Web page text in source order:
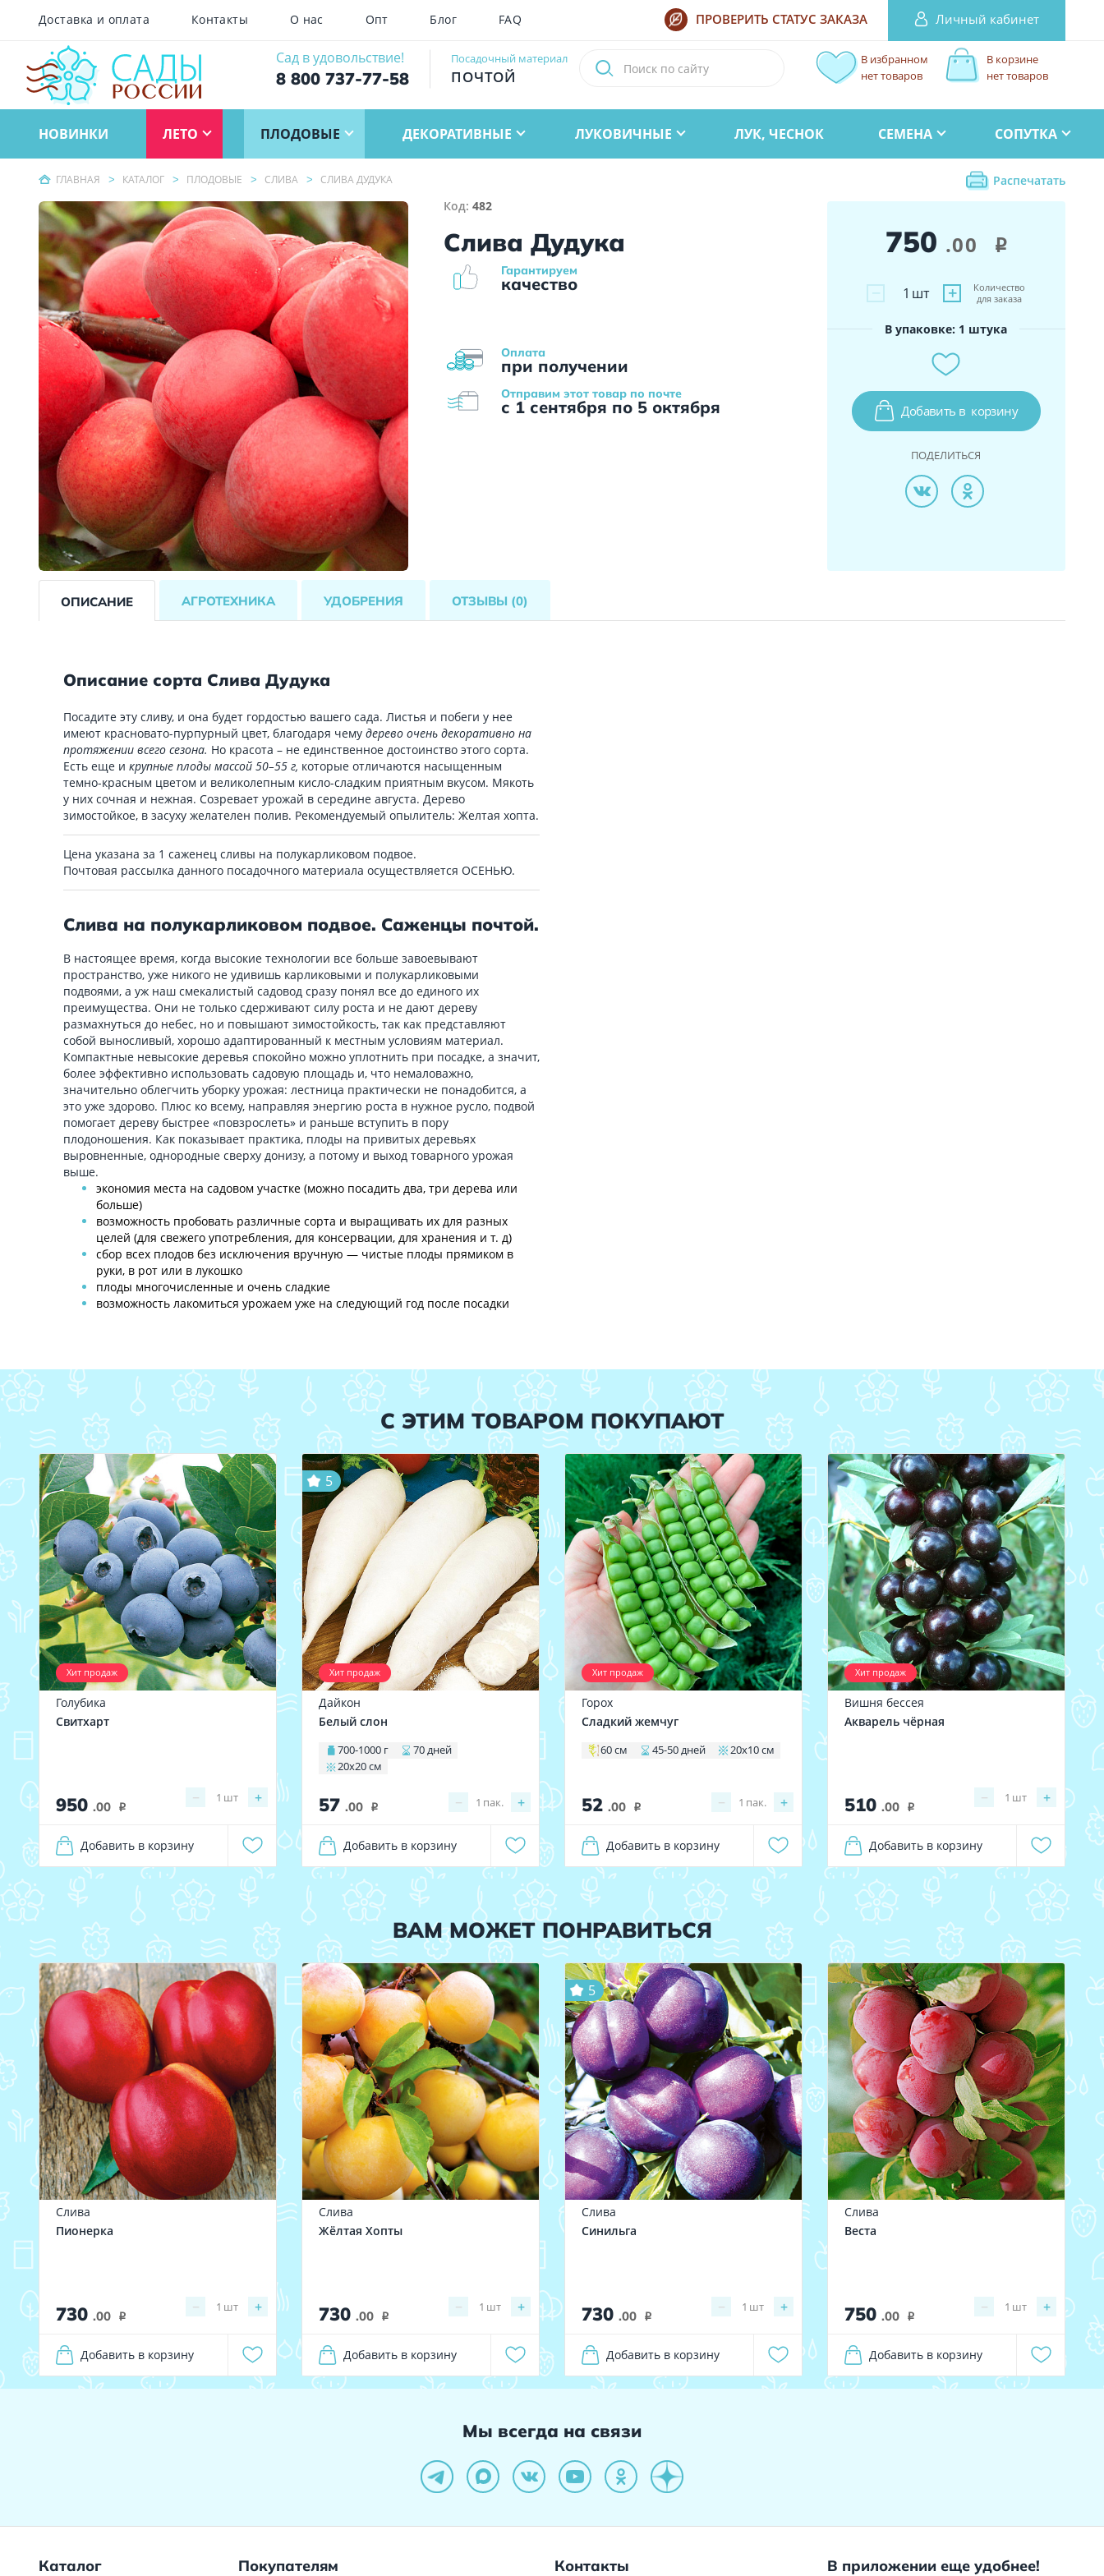
Доставка и оплата Контакты О нас Опт Блог FAQ ПРОВЕРИТЬ СТАТУС ЗАКАЗА Личный кабинет
Сад в удовольствие!
8 800 737-77-58
Посадочный материал
ПОЧТОЙ
В корзине
нет товаров
В избранном
нет товаров
НОВИНКИ ЛЕТО ПЛОДОВЫЕ ДЕКОРАТИВНЫЕ ЛУКОВИЧНЫЕ ЛУК, ЧЕСНОК СЕМЕНА СОПУТКА
ГЛАВНАЯ КАТАЛОГ ПЛОДОВЫЕ СЛИВА СЛИВА ДУДУКА
Распечатать
Код:482
Слива Дудука
Оплата
при получении
Гарантируем
качество
Отправим этот товар по почте
с 1 сентября по 5 октября
750 .00 i
− +
1 шт
Количество
для заказа
В упаковке: 1 штука
Добавить в корзину
ПОДЕЛИТЬСЯ
ОПИСАНИЕ АГРОТЕХНИКА УДОБРЕНИЯ ОТЗЫВЫ (0)
Описание сорта Слива Дудука
Посадите эту сливу, и она будет гордостью вашего сада. Листья и побеги у нее
имеют красновато-пурпурный цвет, благодаря чему дерево очень декоративно на
протяжении всего сезона. Но красота – не единственное достоинство этого сорта.
Есть еще и крупные плоды массой 50–55 г, которые отличаются насыщенным
темно-красным цветом и великолепным кисло-сладким приятным вкусом. Мякоть
у них сочная и нежная. Созревает урожай в середине августа. Дерево
зимостойкое, в засуху желателен полив. Рекомендуемый опылитель: Желтая хопта.
Цена указана за 1 саженец сливы на полукарликовом подвое.
Почтовая рассылка данного посадочного материала осуществляется ОСЕНЬЮ.
Слива на полукарликовом подвое. Саженцы почтой.
В настоящее время, когда высокие технологии все больше завоевывают
пространство, уже никого не удивишь карликовыми и полукарликовыми
подвоями, а уж наш смекалистый садовод сразу понял все до единого их
преимущества. Они не только сдерживают силу роста и не дают дереву
размахнуться до небес, но и повышают зимостойкость, так как представляют
собой выносливый, хорошо адаптированный к местным условиям материал.
Компактные невысокие деревья спокойно можно уплотнить при посадке, а значит,
более эффективно использовать садовую площадь и, что немаловажно,
значительно облегчить уборку урожая: лестница практически не понадобится, а
это уже здорово. Плюс ко всему, направляя энергию роста в нужное русло, подвой
помогает дереву быстрее «повзрослеть» и раньше вступить в пору
плодоношения. Как показывает практика, плоды на привитых деревьях
выровненные, однородные сверху донизу, а потому и выход товарного урожая
выше.
экономия места на садовом участке (можно посадить два, три дерева или
больше)
возможность пробовать различные сорта и выращивать их для разных
целей (для свежего употребления, для консервации, для хранения и т. д)
сбор всех плодов без исключения вручную — чистые плоды прямиком в
руки, в рот или в лукошко
плоды многочисленные и очень сладкие
возможность лакомиться урожаем уже на следующий год после посадки
С ЭТИМ ТОВАРОМ ПОКУПАЮТ
Хит продаж
Голубика
Свитхарт
950 .00 i
− +
1 шт
Добавить в корзину
Хит продаж
5
Дайкон
Белый слон
700-1000 г
70 дней
20х20 см
57 .00 i − +
1 пак.
Добавить в корзину
Хит продаж
Горох
Сладкий жемчуг
60 см 45-50 дней 20х10 см
52 .00 i − +
1 пак.
Добавить в корзину
Хит продаж
Вишня бессея
Акварель чёрная
510 .00 i
− +
1 шт
Добавить в корзину
ВАМ МОЖЕТ ПОНРАВИТЬСЯ
Слива
Пионерка
730 .00 i
− +
1 шт
Добавить в корзину
Слива
Жёлтая Хопты
730 .00 i
− +
1 шт
Добавить в корзину
5
Слива
Синильга
730 .00 i
− +
1 шт
Добавить в корзину
Слива
Веста
750 .00 i
− +
1 шт
Добавить в корзину
Мы всегда на связи
Каталог Покупателям Контакты В приложении еще удобнее!